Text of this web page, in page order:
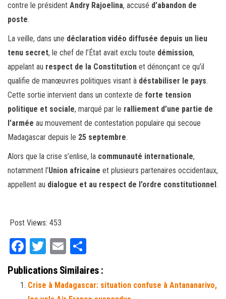
contre le président Andry Rajoelina, accusé d’abandon de
poste.
La veille, dans une déclaration vidéo diffusée depuis un lieu
tenu secret, le chef de l’État avait exclu toute démission,
appelant au respect de la Constitution et dénonçant ce qu’il
qualifie de manœuvres politiques visant à déstabiliser le pays.
Cette sortie intervient dans un contexte de forte tension
politique et sociale, marqué par le ralliement d’une partie de
l’armée au mouvement de contestation populaire qui secoue
Madagascar depuis le 25 septembre.
Alors que la crise s’enlise, la communauté internationale,
notamment l’Union africaine et plusieurs partenaires occidentaux,
appellent au dialogue et au respect de l’ordre constitutionnel.
Post Views: 453
Fa
ce
bo
ok
T
tt
er
E
m
ail ag
er
Publications Similaires :
Crise à Madagascar: situation confuse à Antananarivo,